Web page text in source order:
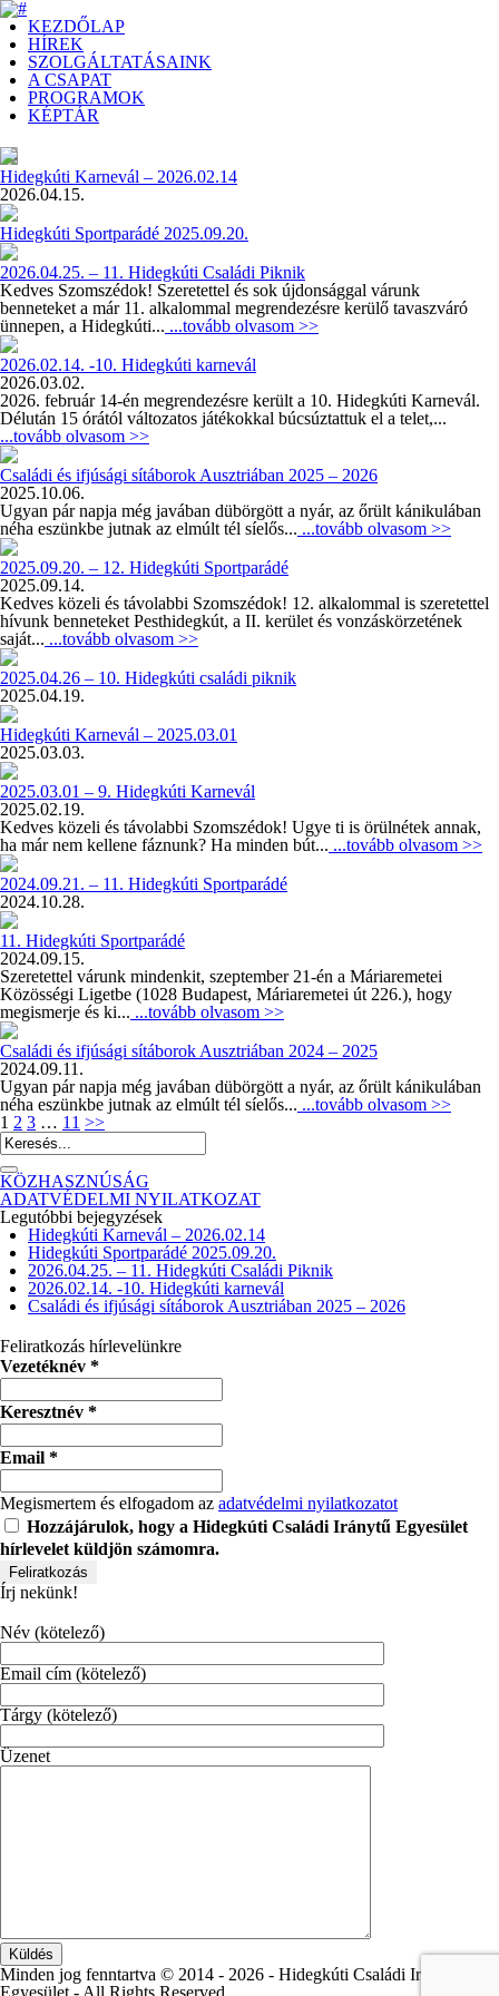
KEZDŐLAP
HÍREK
SZOLGÁLTATÁSAINK
A CSAPAT
PROGRAMOK
KÉPTÁR
Hidegkúti Karnevál – 2026.02.14
2026.04.15.
Hidegkúti Sportparádé 2025.09.20.
2026.04.25. – 11. Hidegkúti Családi Piknik
Kedves Szomszédok! Szeretettel és sok újdonsággal várunk
benneteket a már 11. alkalommal megrendezésre kerülő tavaszváró
ünnepen, a Hidegkúti... ...tovább olvasom >>
2026.02.14. -10. Hidegkúti karnevál
2026.03.02.
2026. február 14-én megrendezésre került a 10. Hidegkúti Karnevál.
Délután 15 órától változatos játékokkal búcsúztattuk el a telet,...
...tovább olvasom >>
Családi és ifjúsági sítáborok Ausztriában 2025 – 2026
2025.10.06.
Ugyan pár napja még javában dübörgött a nyár, az őrült kánikulában
néha eszünkbe jutnak az elmúlt tél síelős... ...tovább olvasom >>
2025.09.20. – 12. Hidegkúti Sportparádé
2025.09.14.
Kedves közeli és távolabbi Szomszédok! 12. alkalommal is szeretettel
hívunk benneteket Pesthidegkút, a II. kerület és vonzáskörzetének
saját... ...tovább olvasom >>
2025.04.26 – 10. Hidegkúti családi piknik
2025.04.19.
Hidegkúti Karnevál – 2025.03.01
2025.03.03.
2025.03.01 – 9. Hidegkúti Karnevál
2025.02.19.
Kedves közeli és távolabbi Szomszédok! Ugye ti is örülnétek annak,
ha már nem kellene fáznunk? Ha minden bút... ...tovább olvasom >>
2024.09.21. – 11. Hidegkúti Sportparádé
2024.10.28.
11. Hidegkúti Sportparádé
2024.09.15.
Szeretettel várunk mindenkit, szeptember 21-én a Máriaremetei
Közösségi Ligetbe (1028 Budapest, Máriaremetei út 226.), hogy
megismerje és ki... ...tovább olvasom >>
Családi és ifjúsági sítáborok Ausztriában 2024 – 2025
2024.09.11.
Ugyan pár napja még javában dübörgött a nyár, az őrült kánikulában
néha eszünkbe jutnak az elmúlt tél síelős... ...tovább olvasom >>
1 2 3 … 11 >>
KÖZHASZNÚSÁG
ADATVÉDELMI NYILATKOZAT
Legutóbbi bejegyzések
Hidegkúti Karnevál – 2026.02.14
Hidegkúti Sportparádé 2025.09.20.
2026.04.25. – 11. Hidegkúti Családi Piknik
2026.02.14. -10. Hidegkúti karnevál
Családi és ifjúsági sítáborok Ausztriában 2025 – 2026
Feliratkozás hírlevelünkre
Vezetéknév *
Keresztnév *
Email *
Megismertem és elfogadom az adatvédelmi nyilatkozatot
Hozzájárulok, hogy a Hidegkúti Családi Iránytű Egyesület
hírlevelet küldjön számomra.
Írj nekünk!
Név (kötelező)
Email cím (kötelező)
Tárgy (kötelező)
Üzenet
Minden jog fenntartva © 2014 - 2026 - Hidegkúti Családi Iránytű
Egyesület - All Rights Reserved